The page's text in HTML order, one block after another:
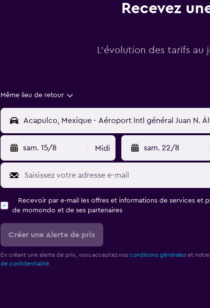
Recevez
L’évolution des tarifs
Même lieu de retour
sam. 15/8 Midi sam. 22/8
Recevoir par e-mail les offres et informations de services et
de momondo et de ses partenaires
Créer une Alerte de prix
En créant une alerte de prix, vous acceptez nos conditions généraleset notre
de confidentialité.